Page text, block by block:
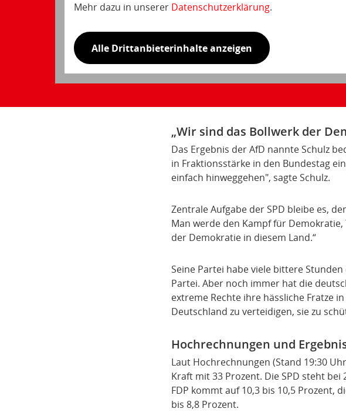
Mehr dazu in unserer Datenschutzerklärung.
Alle Drittanbieterinhalte anzeigen
„Wir sind das Bollwerk der
Das Ergebnis der AfD nannte Schulz
in Fraktionsstärke in den Bundestag
einfach hinweggehen", sagte Schulz.
Zentrale Aufgabe der SPD bleibe es,
Man werde den Kampf für
der Demokratie in diesem Land.“
Seine Partei habe viele bittere
Partei. Aber noch immer hat die
extreme Rechte ihre hässliche Fratze
Deutschland zu verteidigen, sie zu
Hochrechnungen und
Laut Hochrechnungen (Stand 19:30
Kraft mit 33 Prozent. Die SPD steht bei
FDP kommt auf 10,3 bis 10,5 Prozent,
bis 8,8 Prozent.